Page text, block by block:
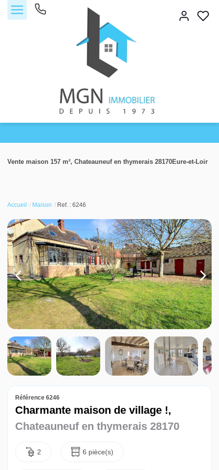
Vendre
Louer
Nos agences
Contact
Vente maison 157 m², Chateauneuf en thymerais 28170Eure-et-Loir
Accueil Maison Ref. : 6246
Référence 6246
Charmante maison de village !,
Chateauneuf en thymerais 28170
2 6 pièce(s)